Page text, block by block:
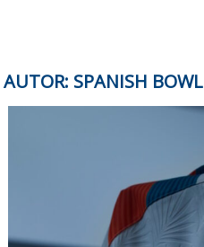
AUTOR: SPANISH BOWL